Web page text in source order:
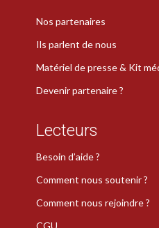
Nos partenaires
Ils parlent de nous
Matériel de presse & Kit
Devenir partenaire ?
Lecteurs
Besoin d’aide ?
Comment nous soutenir ?
Comment nous rejoindre ?